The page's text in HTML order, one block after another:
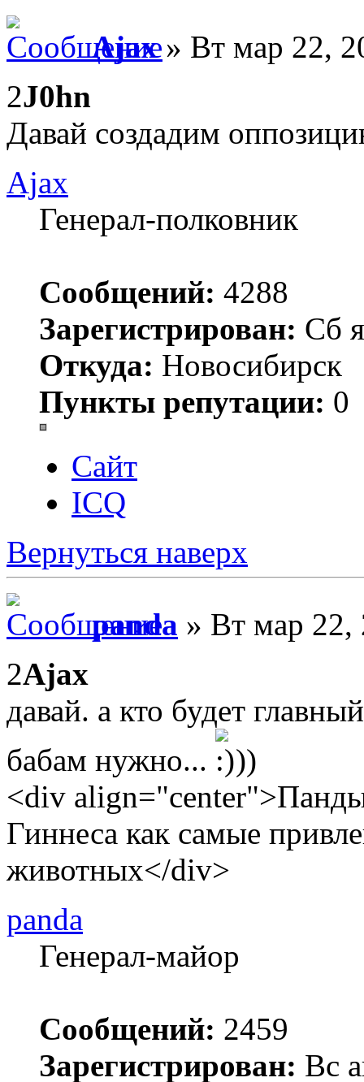
Ajax» Вт мар 22,
2J0hn
Давай создадим
Ajax
Генерал-полковник
Сообщений: 4288
Зарегистрирован: Сб
Откуда: Новосибирск
Пункты репутации: 0
Сайт
ICQ
Вернуться наверх
panda » Вт мар 22,
2Ajax
давай. а кто будет
бабам нужно...
))
<div
Гиннеса как самые
животных</div>
panda
Генерал-майор
Сообщений: 2459
Зарегистрирован: Вс